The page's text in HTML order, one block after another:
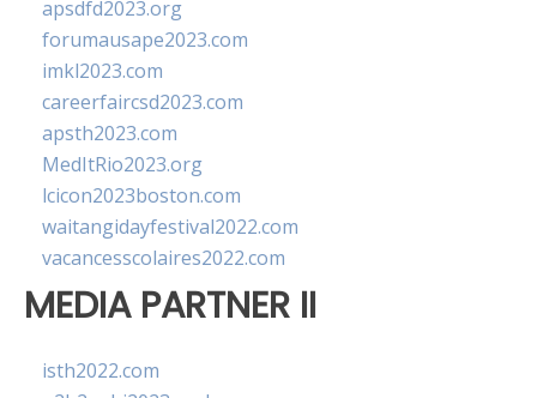
apsdfd2023.org
forumausape2023.com
imkl2023.com
careerfaircsd2023.com
apsth2023.com
MedItRio2023.org
lcicon2023boston.com
waitangidayfestival2022.com
vacancesscolaires2022.com
MEDIA PARTNER II
isth2022.com